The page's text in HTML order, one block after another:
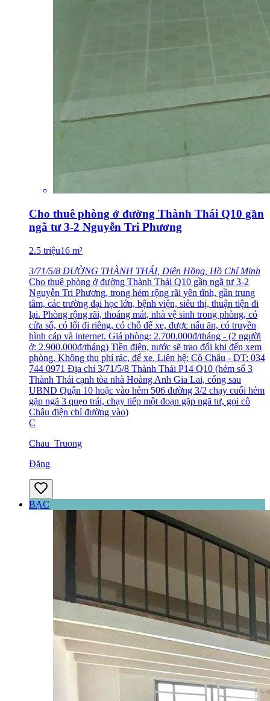
Cho thuê phòng ở đường Thành Thái Q10 gần
ngã tư 3-2 Nguyễn Tri Phương
2.5 triệu16 m²
3/71/5/8 ĐƯỜNG THÀNH THÁI, Diên Hồng, Hồ Chí Minh
Cho thuê phòng ở đường Thành Thái Q10 gần ngã tư 3-2
Nguyễn Tri Phương, trong hẻm rộng rãi yên tĩnh, gần trung
tâm, các trường đại học lớn, bệnh viện, siêu thị, thuận tiện đi
lại. Phòng rộng rãi, thoáng mát, nhà vệ sinh trong phòng, có
cửa sổ, có lối đi riêng, có chỗ để xe, được nấu ăn, có truyền
hình cáp và internet. Giá phòng: 2.700.000đ/tháng - (2 người
ở: 2.900.000đ/tháng) Tiền điện, nước sẽ trao đổi khi đến xem
phòng. Không thu phí rác, để xe. Liên hệ: Cô Châu - DT: 034
744 0971 Địa chỉ 3/71/5/8 Thành Thái P14 Q10 (hẻm số 3
Thành Thái cạnh tòa nhà Hoàng Anh Gia Lai, cổng sau
UBND Quận 10 hoặc vào hẻm 506 đường 3/2 chạy cuối hẻm
gặp ngã 3 quẹo trái, chạy tiếp một đoạn gặp ngã tư, gọi cô
Châu điện chỉ đường vào)
C
Chau_Truong
Đăng
BẠC